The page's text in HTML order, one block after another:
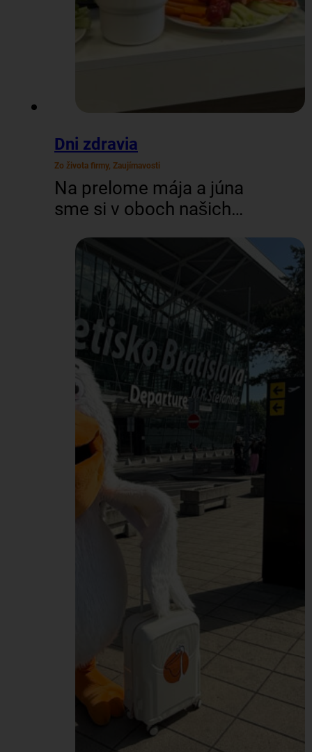
Dni zdravia
Zo života firmy, Zaujímavosti
Na prelome mája a júna
sme si v oboch našich
dopriali trochu
starostlivosti o zdravie. V
spolupráci s poisťovňou
UNION sme zorganizovali
Deň zdravia, ktorý sme
spojili aj so zdravými a
vyváženými Peli
raňajkami od tímu
HR/Office. Do meraní v
rámci Dňa zdravia sa
naprieč celou našou
Pelikán Group zapojilo
spolu…